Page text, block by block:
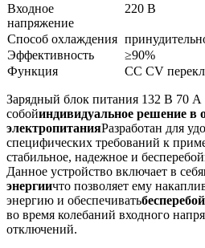
Входное
напряжение
220 В
Способ охлаждения
Эффективность
≥90%
Функция
CC CV
Зарядный блок питания 132 В 70 А
собойиндивидуальное решение в
электропитанияРазработан для
специфических требований к
стабильное, надежное и
Данное устройство включает в себя
энергиичто позволяет ему
энергию и обеспечивать
во время колебаний входного
отключений.